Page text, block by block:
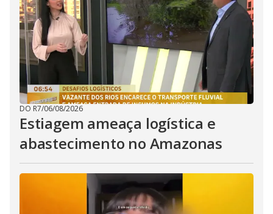
DO R7/06/08/2026
Estiagem ameaça logística e
abastecimento no Amazonas